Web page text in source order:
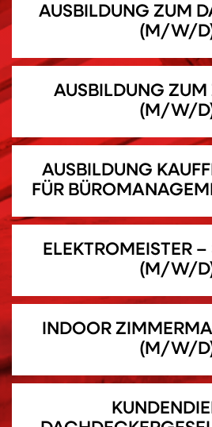
AUSBILDUNG ZUM
(M/W/
AUSBILDUNG ZUM
(M/W/
AUSBILDUNG
FÜR
ELEKTROMEISTER
(M/W/
INDOOR
(M/W/